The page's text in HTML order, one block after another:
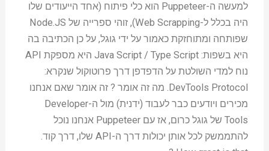
למעשה ה-Puppeteer הוא כלי פיתוח (אחד הייעודים שלו
היה בכלל ל-Web Scrapping), זוהי ספרייה של Node.JS
שפותחה ומתוחזקת כאמור על ידי גוגל, על כן הכתיבה בה
היא בשפות: Java Script / Type Script היא מספקת API
נוח למדי השולטת על הדפדפן דרך פרוטוקול שנקרא:
DevTools Protocol. מה זה אומר ? זה אומר שאם אנחנו
מכירים ויודעים כבר לעבוד (ידנית) מול ה-Developer
Tools של גוגל כרום, אז עם Puppeteer אנחנו נוכל
להתממשק לכל אותן יכולות דרך ה-API שלו, דרך קוד.